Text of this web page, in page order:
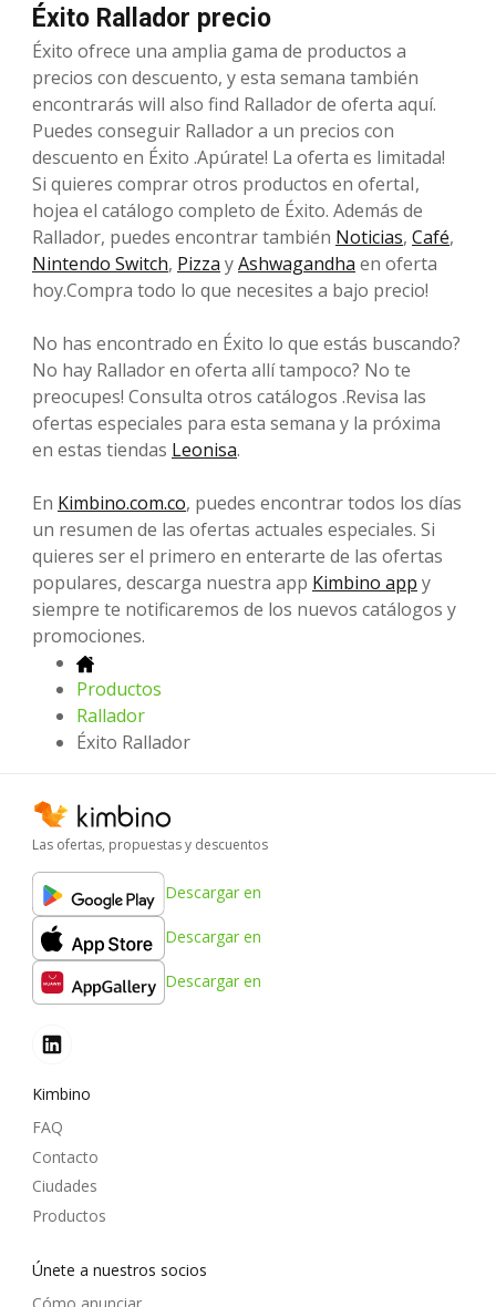
Éxito Rallador precio
Éxito ofrece una amplia gama de productos a
precios con descuento, y esta semana también
encontrarás will also find Rallador de oferta aquí.
Puedes conseguir Rallador a un precios con
descuento en Éxito .Apúrate! La oferta es limitada!
Si quieres comprar otros productos en ofertaI,
hojea el catálogo completo de Éxito. Además de
Rallador, puedes encontrar también Noticias, Café,
Nintendo Switch, Pizza yAshwagandha en oferta
hoy.Compra todo lo que necesites a bajo precio!
No has encontrado en Éxito lo que estás buscando?
No hay Rallador en oferta allí tampoco? No te
preocupes! Consulta otros catálogos .Revisa las
ofertas especiales para esta semana y la próxima
en estas tiendas Leonisa.
En Kimbino.com.co, puedes encontrar todos los días
un resumen de las ofertas actuales especiales. Si
quieres ser el primero en enterarte de las ofertas
populares, descarga nuestra app Kimbino app y
siempre te notificaremos de los nuevos catálogos y
promociones.
Productos
Rallador
Éxito Rallador
Las ofertas, propuestas y descuentos
Descargar en
Descargar en
Descargar en
Kimbino
FAQ
Contacto
Ciudades
Productos
Únete a nuestros socios
Cómo anunciar